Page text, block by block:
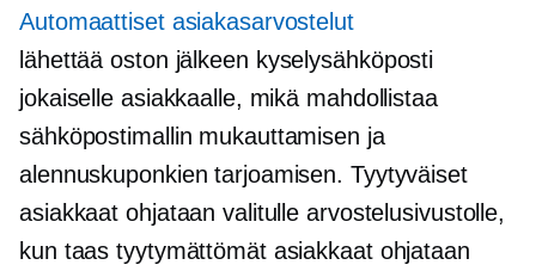
Automaattiset asiakasarvostelut
lähettääoston jälkeen kyselysähköposti
jokaiselle asiakkaalle, mikä mahdollistaa
sähköpostimallin mukauttamisen ja
alennuskuponkien tarjoamisen. Tyytyväiset
asiakkaat ohjataan valitulle arvostelusivustolle,
kun taas tyytymättömät asiakkaat ohjataan